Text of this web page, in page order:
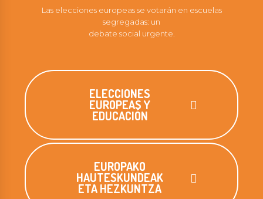
Las elecciones europeas se votarán en escuelas
segregadas: un
debate social urgente.
ELECCIONES
EUROPEAS Y
EDUCACIÓN
EUROPAKO
HAUTESKUNDEAK
ETA HEZKUNTZA